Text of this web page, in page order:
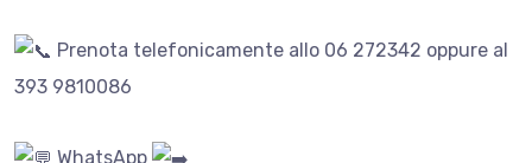
Prenota telefonicamente allo 06 272342 oppure al
393 9810086
WhatsApp